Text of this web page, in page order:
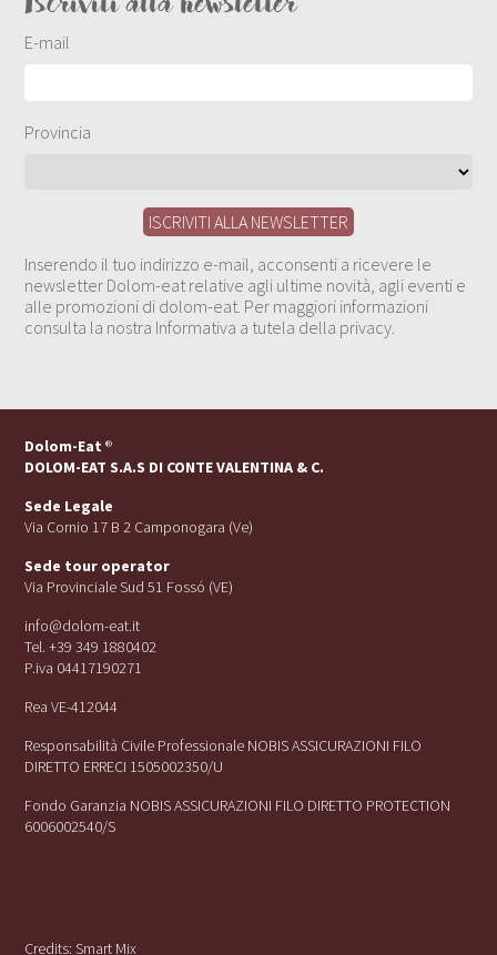
E-mail
Provincia
Inserendo il tuo indirizzo e-mail, acconsenti a ricevere le
newsletter Dolom-eat relative agli ultime novità, agli eventi e
alle promozioni di dolom-eat. Per maggiori informazioni
consulta la nostra Informativa a tutela della privacy.
Dolom-Eat ®
DOLOM-EAT S.A.S DI CONTE VALENTINA & C.
Sede Legale
Via Cornio 17 B 2 Camponogara (Ve)
Sede tour operator
Via Provinciale Sud 51 Fossó (VE)
info@dolom-eat.it
Tel. +39 349 1880402
P.iva 04417190271
Rea VE-412044
Responsabilità Civile Professionale NOBIS ASSICURAZIONI FILO
DIRETTO ERRECI 1505002350/U
Fondo Garanzia NOBIS ASSICURAZIONI FILO DIRETTO PROTECTION
6006002540/S
Credits:Smart Mix